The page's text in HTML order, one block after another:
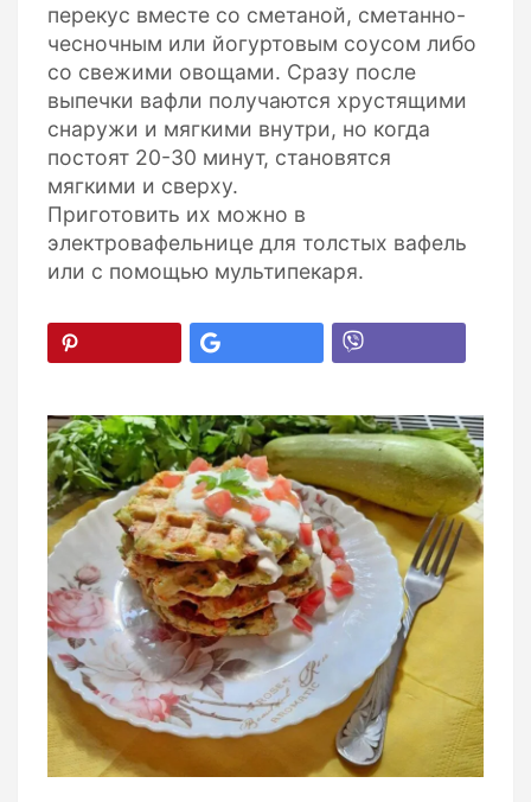
перекус вместе со сметаной, сметанно-
чесночным или йогуртовым соусом либо
со свежими овощами. Сразу после
выпечки вафли получаются хрустящими
снаружи и мягкими внутри, но когда
постоят 20-30 минут, становятся
мягкими и сверху.
Приготовить их можно в
электровафельнице для толстых вафель
или с помощью мультипекаря.